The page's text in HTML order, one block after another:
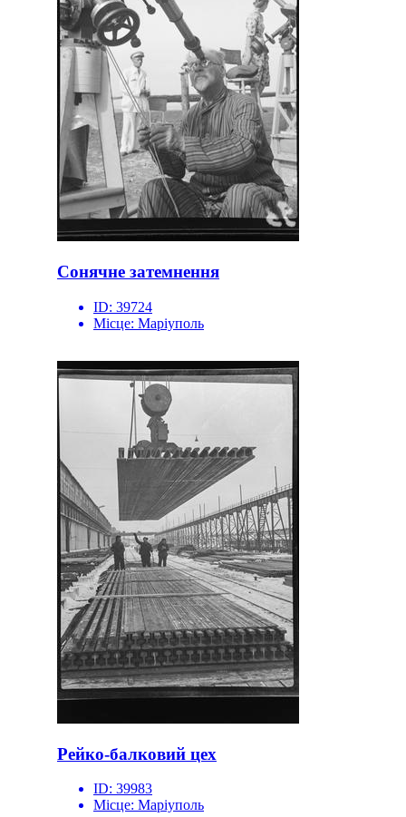
Сонячне затемнення
ID: 39724
Місце: Маріуполь
Рейко-балковий цех
ID: 39983
Місце: Маріуполь